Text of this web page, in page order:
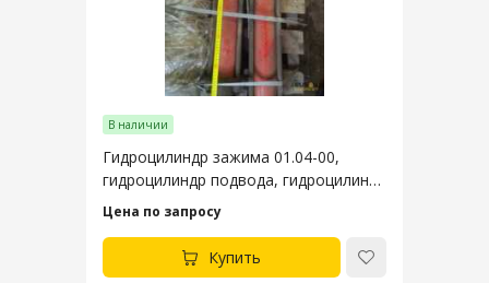
В наличии
Гидроцилиндр зажима 01.04-00,
гидроцилиндр подвода, гидроцилиндр
отвода ключа ZQ203
Цена по запросу
Купить